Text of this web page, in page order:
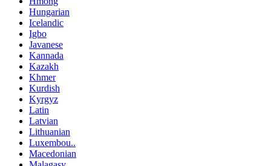
Hungarian
Icelandic
Igbo
Javanese
Kannada
Kazakh
Khmer
Kurdish
Kyrgyz
Latin
Latvian
Lithuanian
Luxembou..
Macedonian